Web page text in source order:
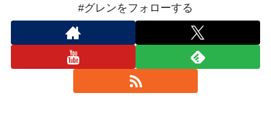
#グレンをフォローする